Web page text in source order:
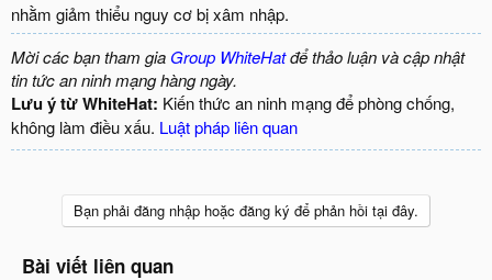
nhằm giảm thiểu nguy cơ bị xâm nhập.​
Mời các bạn tham gia Group WhiteHatđể thảo luận và cập nhật
tin tức an ninh mạng hàng ngày.
Lưu ý từ WhiteHat: Kiến thức an ninh mạng để phòng chống,
không làm điều xấu. Luật pháp liên quan
Bạn phải đăng nhập hoặc đăng ký để phản hồi tại đây.
Bài viết liên quan